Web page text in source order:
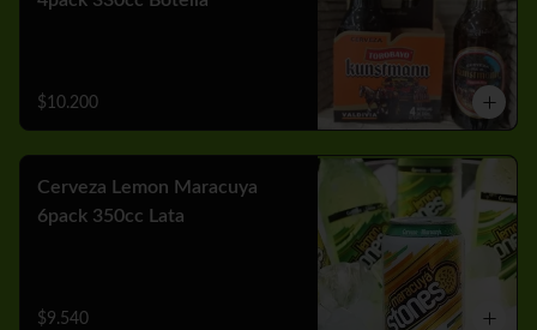
$10.200
Cerveza Lemon Maracuya
6pack 350cc Lata
$9.540